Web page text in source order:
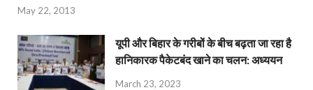
May 22, 2013
यूपी और बिहार के गरीबों के बीच बढ़ता जा रहा है
हानिकारक पैकेटबंद खाने का चलन: अध्ययन
March 23, 2023